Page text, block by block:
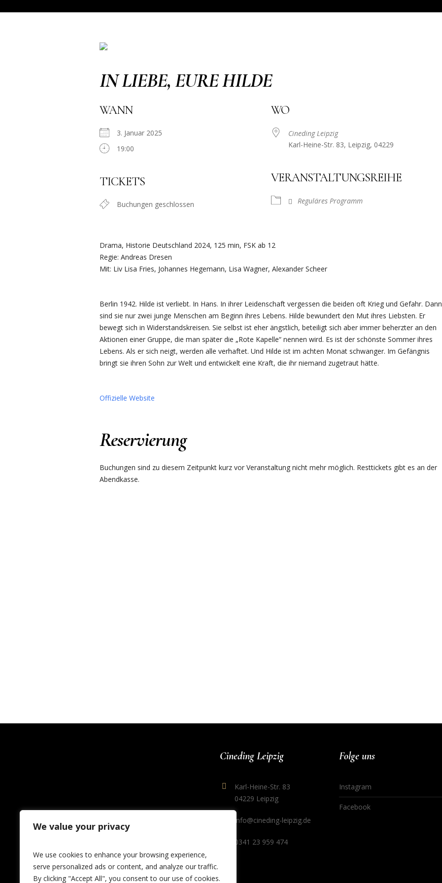
We value your privacy
We use cookies to enhance your browsing experience,
serve personalized ads or content, and analyze our traffic.
By clicking "Accept All", you consent to our use of cookies.
IN LIEBE, EURE HILDE
WANN
3. Januar 2025
19:00
TICKETS
Buchungen geschlossen
WO
Cineding Leipzig
Karl-Heine-Str. 83, Leipzig, 04229
VERANSTALTUNGSREIHE
Reguläres Programm
Drama, Historie Deutschland 2024, 125 min, FSK ab 12
Regie: Andreas Dresen
Mit: Liv Lisa Fries, Johannes Hegemann, Lisa Wagner, Alexander Scheer
Berlin 1942. Hilde ist verliebt. In Hans. In ihrer Leidenschaft vergessen die beiden oft Krieg und Gefahr. Dann
sind sie nur zwei junge Menschen am Beginn ihres Lebens. Hilde bewundert den Mut ihres Liebsten. Er
bewegt sich in Widerstandskreisen. Sie selbst ist eher ängstlich, beteiligt sich aber immer beherzter an den
Aktionen einer Gruppe, die man später die „Rote Kapelle“ nennen wird. Es ist der schönste Sommer ihres
Lebens. Als er sich neigt, werden alle verhaftet. Und Hilde ist im achten Monat schwanger. Im Gefängnis
bringt sie ihren Sohn zur Welt und entwickelt eine Kraft, die ihr niemand zugetraut hätte.
Offizielle Website
Reservierung
Buchungen sind zu diesem Zeitpunkt kurz vor Veranstaltung nicht mehr möglich. Resttickets gibt es an der
Abendkasse.
Cineding Leipzig
Karl-Heine-Str. 83
04229 Leipzig
info@cineding-leipzig.de
0341 23 959 474
Folge uns
Instagram
Facebook